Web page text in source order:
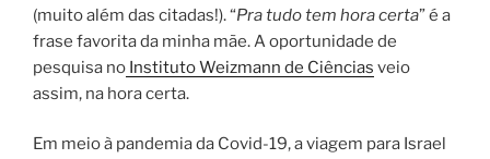
(muito além das citadas!). “Pra tudo tem hora certa” é a
frase favorita da minha mãe. A oportunidade de
pesquisa no Instituto Weizmann de Ciências veio
assim, na hora certa.
Em meio à pandemia da Covid-19, a viagem para Israel